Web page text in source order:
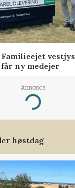
ny medejer
Annonce
Loading...
høstdag